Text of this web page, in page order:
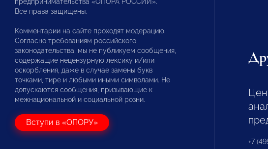
Все права защищены.
Комментарии на сайте проходят модерацию.
Согласно требованиям российского
законодательства, мы не публикуем сообщения,
содержащие нецензурную лексику и/или
оскорбления, даже в случае замены букв
точками, тире и любыми иными символами. Не
допускаются сообщения, призывающие к
межнациональной и социальной розни.
Вступи в «ОПОРУ»
+7